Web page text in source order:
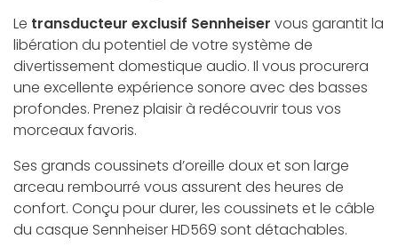
Le transducteur exclusif Sennheiser vous garantit la
libération du potentiel de votre système de
divertissement domestique audio. Il vous procurera
une excellente expérience sonore avec des basses
profondes. Prenez plaisir à redécouvrir tous vos
morceaux favoris.
Ses grands coussinets d’oreille doux et son large
arceau rembourré vous assurent des heures de
confort. Conçu pour durer, les coussinets et le câble
du casque Sennheiser HD569 sont détachables.